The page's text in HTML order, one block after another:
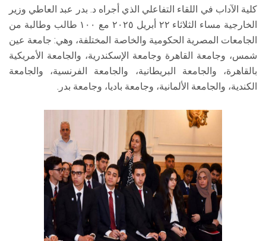
كلية الآداب في اللقاء التفاعلي الذي أجراه د. بدر عبد العاطي وزير
الخارجية مساء الثلاثاء ٢٢ أبريل ٢٠٢٥ مع ١٠٠ طالب وطالبة من
الجامعات المصرية الحكومية والخاصة المختلفة، وهي: جامعة عين
شمس، وجامعة القاهرة وجامعة الإسكندرية، والجامعة الأمريكية
بالقاهرة، والجامعة البريطانية، والجامعة الفرنسية، والجامعة
الكندية، والجامعة الألمانية، وجامعة باديا، وجامعة بدر.